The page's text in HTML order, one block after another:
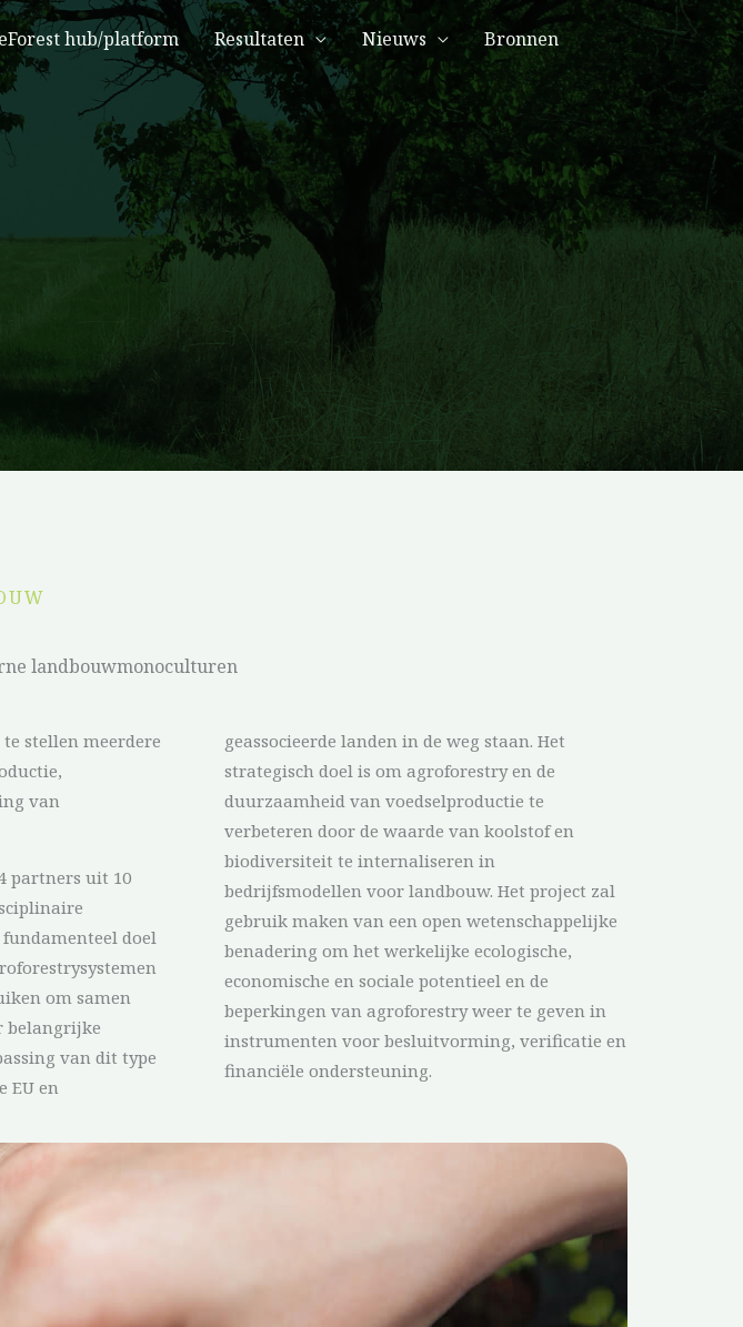
hub/platform Resultaten Nieuws
Bronnen
landbouwmonoculturen
stellen meerdere
van
partners uit 10
fundamenteel doel
om samen
belangrijke
van dit type
EU en
geassocieerde landen in de weg staan. Het
strategisch doel is om agroforestry en de
duurzaamheid van voedselproductie te
verbeteren door de waarde van koolstof en
biodiversiteit te internaliseren in
bedrijfsmodellen voor landbouw. Het project zal
gebruik maken van een open wetenschappelijke
benadering om het werkelijke ecologische,
economische en sociale potentieel en de
beperkingen van agroforestry weer te geven in
instrumenten voor besluitvorming, verificatie en
financiële ondersteuning.